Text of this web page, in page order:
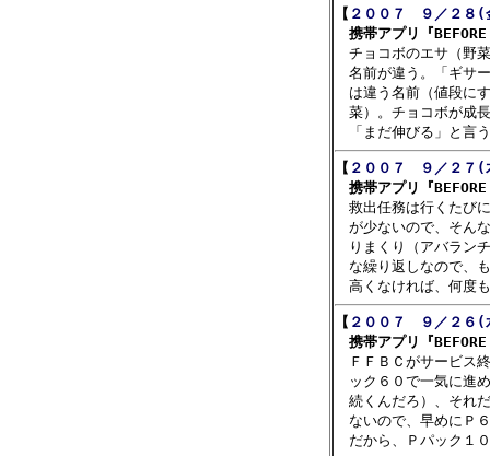
【 ２００７　９／２８
携帯アプリ『
チョコボのエサ（野
名前が違う。「ギサ
は違う名前（値段に
菜）。チョコボが成
【 ２００７　９／２７
携帯アプリ『
救出任務は行くたび
が少ないので、そん
りまくり（アバラン
な繰り返しなので、
【 ２００７　９／２６
携帯アプリ『
ＦＦＢＣがサービス
ック６０で一気に進
続くんだろ）、それ
ないので、早めにＰ